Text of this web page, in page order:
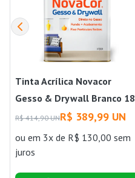
Tinta Acrílica Novacor
Gesso & Drywall Branco 18
Litros Sherwin Williams
R$ 414,90 UNR$ 389,99 UN
ou em 3x de R$ 130,00 sem
juros